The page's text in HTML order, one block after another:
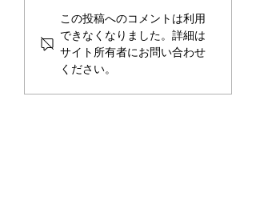
２月３日(火)は恵方巻＆
ぜんざい
この投稿へのコメントは利用
できなくなりました。詳細は
サイト所有者にお問い合わせ
ください。